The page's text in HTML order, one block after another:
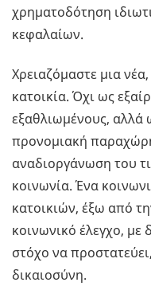
χρηματοδότηση
κεφαλαίων.
Χρειαζόμαστε μια
κατοικία. Όχι ως
εξαθλιωμένους, αλλά
προνομιακή
αναδιοργάνωση του
κοινωνία. Ένα
κατοικιών, έξω από
κοινωνικό έλεγχο, με
στόχο να
δικαιοσύνη.